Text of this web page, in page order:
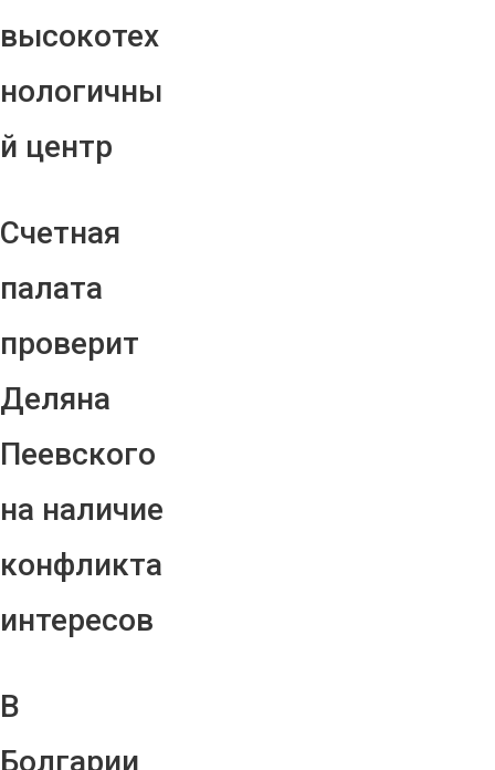
высокотех
нологичны
й центр
Счетная
палата
проверит
Деляна
Пеевского
на наличие
конфликта
интересов
В
Болгарии